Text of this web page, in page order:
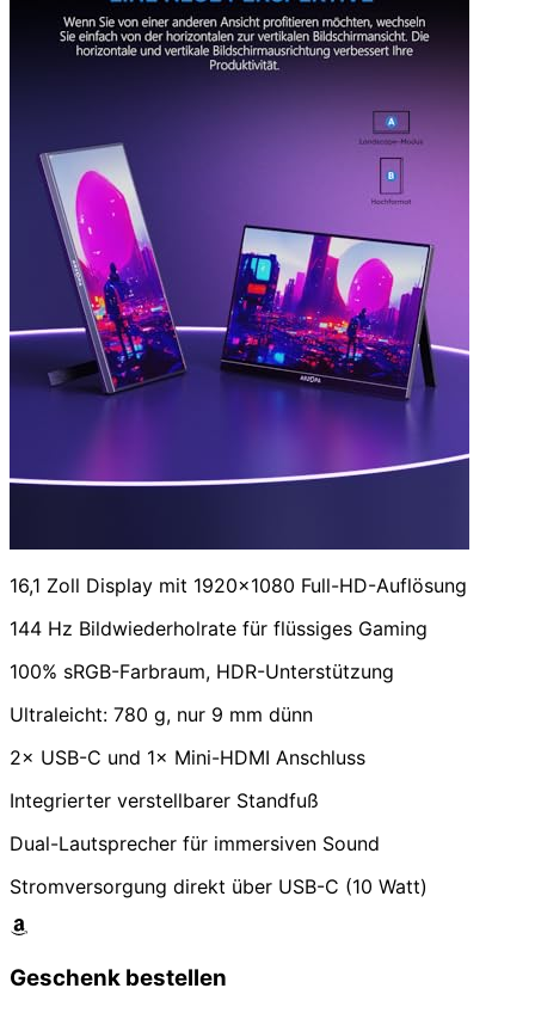
16,1 Zoll Display mit 1920×1080 Full-HD-Auflösung
144 Hz Bildwiederholrate für flüssiges Gaming
100% sRGB-Farbraum, HDR-Unterstützung
Ultraleicht: 780 g, nur 9 mm dünn
2× USB-C und 1× Mini-HDMI Anschluss
Integrierter verstellbarer Standfuß
Dual-Lautsprecher für immersiven Sound
Stromversorgung direkt über USB-C (10 Watt)
Geschenk bestellen